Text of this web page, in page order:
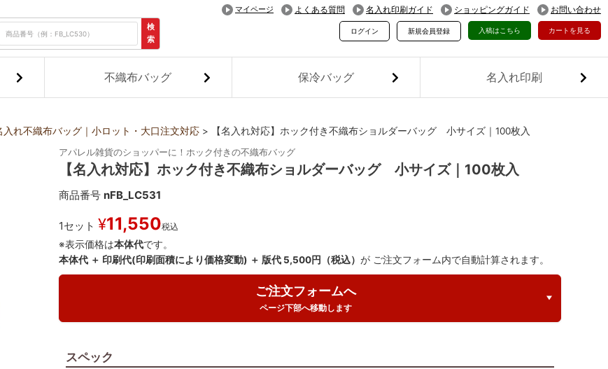
検
索
マイページ よくある質問 名入れ印刷ガイド ショッピングガイド お問い合わせ
カートを見る
入稿はこちら
ログイン 新規会員登録
不織布バッグ 保冷バッグ 名入れ印刷
入れ不織布バッグ｜小ロット・大口注文対応 【名入れ対応】ホック付き不織布ショルダーバッグ 小サイズ｜100枚入
アパレル雑貨のショッパーに！ホック付きの不織布バッグ
【名入れ対応】ホック付き不織布ショルダーバッグ 小サイズ｜100枚入
商品番号 nFB_LC531
1セット ¥11,550税込
※表示価格は本体代です。
本体代 ＋ 印刷代(印刷面積により価格変動) ＋ 版代 5,500円（税込）が ご注文フォーム内で自動計算されます。
ご注文フォームへ
ページ下部へ移動します
スペック